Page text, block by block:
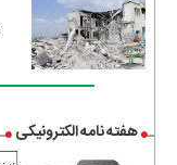
هفته نامه الکترونیکی